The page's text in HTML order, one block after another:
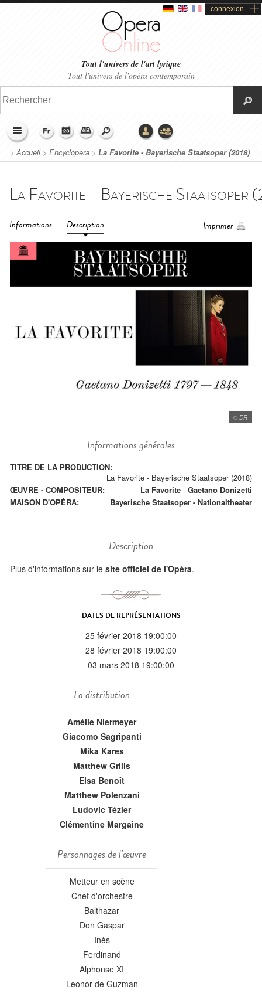
connexion
Tout l'univers de l'art lyrique
Tout l'univers de l'opéra contemporain
>Accueil> Encyclopera > La Favorite - Bayerische Staatsoper (2018)
Informations Description Imprimer
© DR
Informations générales
TITRE DE LA PRODUCTION:
La Favorite - Bayerische Staatsoper (2018)
ŒUVRE - COMPOSITEUR:
La Favorite - Gaetano Donizetti
MAISON D'OPÉRA:
Bayerische Staatsoper - Nationaltheater
Description
Plus d'informations sur le site officiel de l'Opéra.
DATES DE REPRÉSENTATIONS
25 février 2018 19:00:00
28 février 2018 19:00:00
03 mars 2018 19:00:00
La distribution
Amélie Niermeyer
Giacomo Sagripanti
Mika Kares
Matthew Grills
Elsa Benoît
Matthew Polenzani
Ludovic Tézier
Clémentine Margaine
Personnages de l'œuvre
Metteur en scène
Chef d'orchestre
Balthazar
Don Gaspar
Inès
Ferdinand
Alphonse XI
Leonor de Guzman